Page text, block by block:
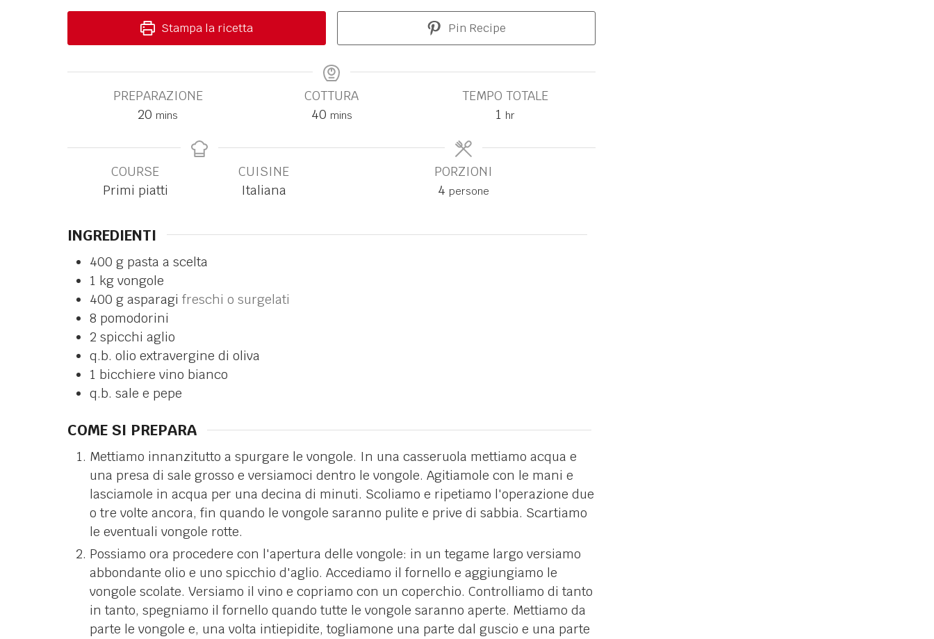
Stampa la ricetta Pin Recipe
PREPARAZIONE
20 mins
COTTURA
40 mins
TEMPO TOTALE
1 hr
COURSE
Primi piatti
CUISINE
Italiana
PORZIONI
4 persone
INGREDIENTI
400 g pasta a scelta
1 kg vongole
400 g asparagi freschi o surgelati
8 pomodorini
2 spicchi aglio
q.b. olio extravergine di oliva
1 bicchiere vino bianco
q.b. sale e pepe
COME SI PREPARA
Mettiamo innanzitutto a spurgare le vongole. In una casseruola mettiamo acqua e
una presa di sale grosso e versiamoci dentro le vongole. Agitiamole con le mani e
lasciamole in acqua per una decina di minuti. Scoliamo e ripetiamo l'operazione due
o tre volte ancora, fin quando le vongole saranno pulite e prive di sabbia. Scartiamo
le eventuali vongole rotte.
Possiamo ora procedere con l'apertura delle vongole: in un tegame largo versiamo
abbondante olio e uno spicchio d'aglio. Accediamo il fornello e aggiungiamo le
vongole scolate. Versiamo il vino e copriamo con un coperchio. Controlliamo di tanto
in tanto, spegniamo il fornello quando tutte le vongole saranno aperte. Mettiamo da
parte le vongole e, una volta intiepidite, togliamone una parte dal guscio e una parte